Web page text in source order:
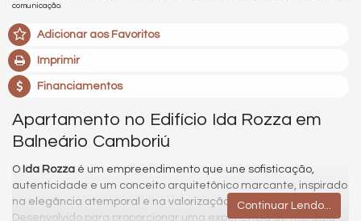
comunicação.
Adicionar aos Favoritos
Imprimir
Financiamentos
Apartamento no Edifício Ida Rozza em
Balneário Camboriú
O Ida Rozza é um empreendimento que une sofisticação,
autenticidade e um conceito arquitetônico marcante, inspirado
na elegância atemporal e na valorização dos detalhes.
Desenvolvido para proporcionar uma experiência de moradia
Continuar Lendo...